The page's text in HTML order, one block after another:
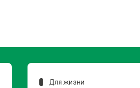
Для жизни